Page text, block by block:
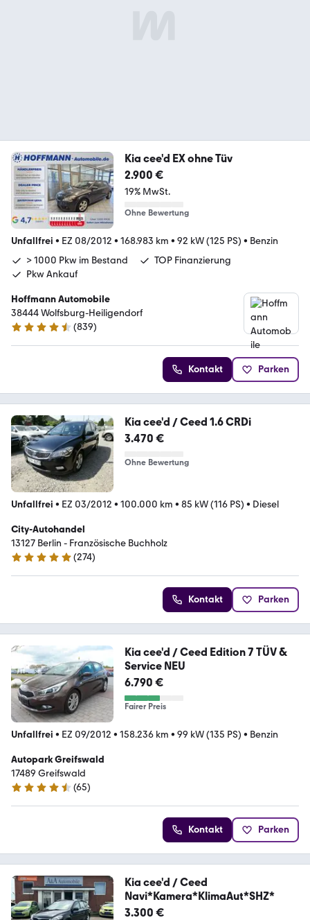
Kia cee'd EX ohne Tüv
2.900 €
19% MwSt.
Ohne Bewertung
Unfallfrei • EZ 08/2012 • 168.983 km • 92 kW (125 PS) • Benzin
> 1000 Pkw im Bestand
TOP Finanzierung
Pkw Ankauf
Hoffmann Automobile
38444 Wolfsburg-Heiligendorf
4.5 Sterne
(839)
Kontakt Parken
Kia cee'd / Ceed 1.6 CRDi
3.470 €
Ohne Bewertung
Unfallfrei • EZ 03/2012 • 100.000 km • 85 kW (116 PS) • Diesel
City-Autohandel
13127 Berlin - Französische Buchholz
4.8 Sterne
(274)
Kontakt Parken
Kia cee'd / Ceed Edition 7 TÜV &
Service NEU
6.790 €
Fairer Preis
Unfallfrei • EZ 09/2012 • 158.236 km • 99 kW (135 PS) • Benzin
Autopark Greifswald
17489 Greifswald
4.7 Sterne
(65)
Kontakt Parken
Kia cee'd / Ceed
Navi*Kamera*KlimaAut*SHZ*
3.300 €